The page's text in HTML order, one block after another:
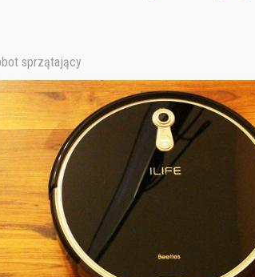
sprzątający